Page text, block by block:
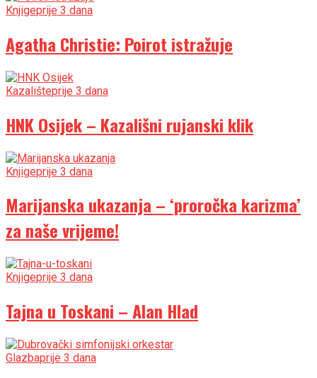
Knjigeprije 3 dana
Agatha Christie: Poirot istražuje
Kazališteprije 3 dana
HNK Osijek – Kazališni rujanski klik
Knjigeprije 3 dana
Marijanska ukazanja – ‘proročka karizma’
za naše vrijeme!
Knjigeprije 3 dana
Tajna u Toskani – Alan Hlad
Glazbaprije 3 dana